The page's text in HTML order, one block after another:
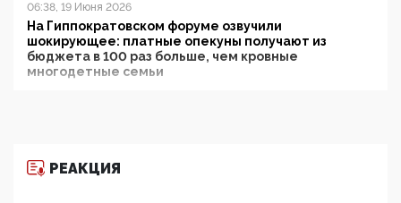
06:38, 19 Июня 2026
На Гиппократовском форуме озвучили
шокирующее: платные опекуны получают из
бюджета в 100 раз больше, чем кровные
многодетные семьи
11:53, 09 Июня 2026
РЕАКЦИЯ